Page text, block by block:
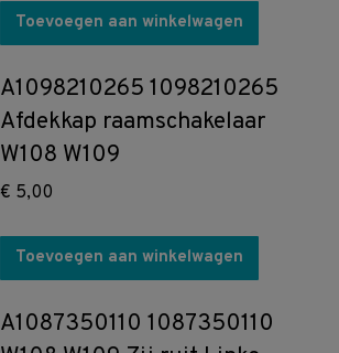
Toevoegen aan winkelwagen
A1098210265 1098210265
Afdekkap raamschakelaar
W108 W109
€ 5,00
Toevoegen aan winkelwagen
A1087350110 1087350110